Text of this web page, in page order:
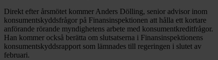
Direkt efter årsmötet kommer Anders Dölling, senior advisor inom
konsumentskyddsfrågor på Finansinspektionen att hålla ett kortare
anförande rörande myndighetens arbete med konsumentkreditfrågor.
Han kommer också berätta om slutsatserna i Finansinspektionens
konsumentskyddsrapport som lämnades till regeringen i slutet av
februari.